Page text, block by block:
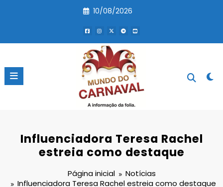
10/08/2026
Influenciadora Teresa Rachel
estreia como destaque
Página inicial
Notícias
Influenciadora Teresa Rachel estreia como destaque